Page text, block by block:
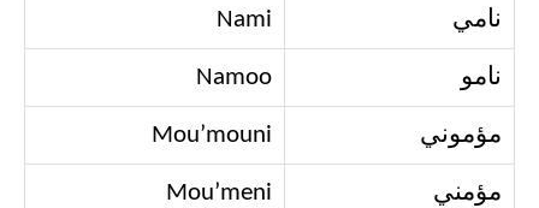
نامي Nami
نامو Namoo
مؤموني Mou’mouni
مؤمني Mou’meni